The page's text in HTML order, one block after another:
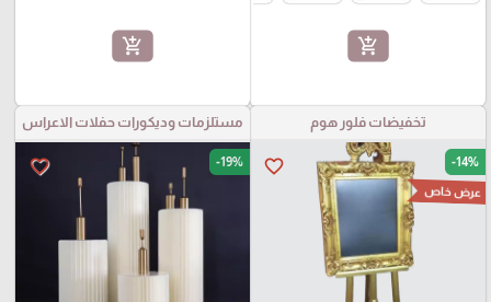
add_shopping_cart
add_shopping_cart
تخفيضات فلور هوم
favorite_border -14%
عرض خاص
مستلزمات وديكورات حفلات الاعراس
favorite_border -19%